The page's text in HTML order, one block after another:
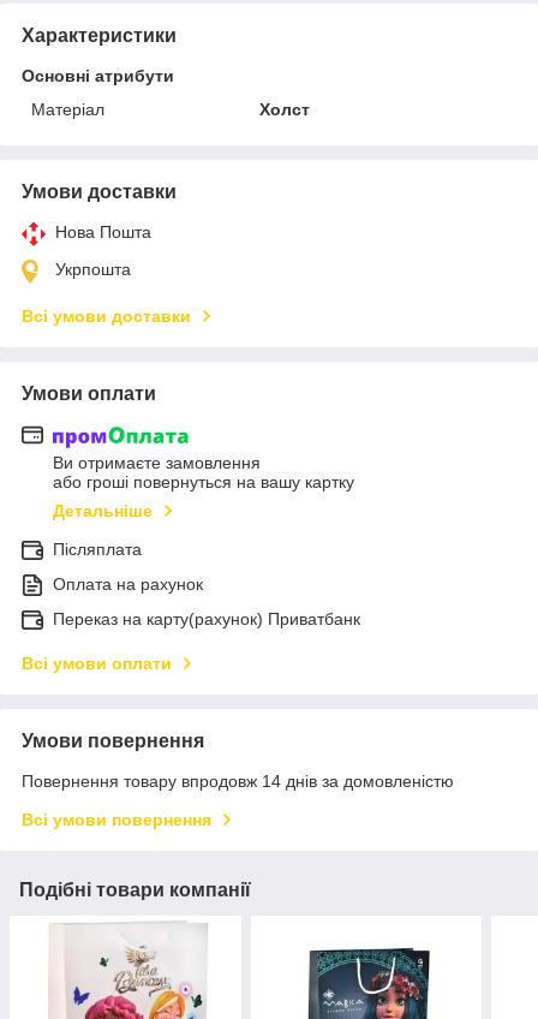
Характеристики
Основні атрибути
Матеріал
Холст
Умови доставки
Нова Пошта
Укрпошта
Всі умови доставки
Умови оплати
Ви отримаєте замовлення
або гроші повернуться на вашу картку
Детальніше
Післяплата
Оплата на рахунок
Переказ на карту(рахунок) Приватбанк
Всі умови оплати
Умови повернення
Повернення товару впродовж 14 днів за домовленістю
Всі умови повернення
Подібні товари компанії